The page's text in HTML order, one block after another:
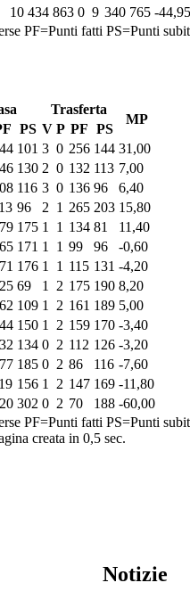
10 434 863 0 9 340 765 -44,95
PF=Punti fatti PS=Punti
Trasferta
MP
PS V P PF PS
101 3 0 256 144 31,00
130 2 0 132 113 7,00
116 3 0 136 96
6,40
96 2 1 265 203 15,80
175 1 1 134 81
11,40
171 1 1 99 96
-0,60
176 1 1 115 131 -4,20
69 1 2 175 190 8,20
109 1 2 161 189 5,00
150 1 2 159 170 -3,40
134 0 2 112 126 -3,20
185 0 2 86 116 -7,60
156 1 2 147 169 -11,80
302 0 2 70 188 -60,00
PF=Punti fatti PS=Punti
creata in 0,5 sec.
Notizie